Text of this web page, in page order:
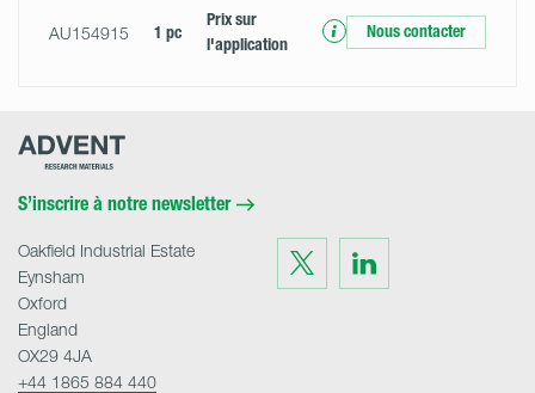
AU154915 1 pc
Prix ​​sur
l'application
Nous contacter
Advent
S’inscrire à notre newsletter
Visit
us
on
Twitter
Visit
on
LinkedIn
Oakfield Industrial Estate
Eynsham
Oxford
England
OX29 4JA
+44 1865 884 440